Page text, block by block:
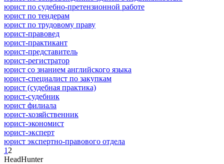
юрист по судебно-претензионной работе
юрист по тендерам
юрист по трудовому праву
юрист-правовед
юрист-практикант
юрист-представитель
юрист-регистратор
юрист со знанием английского языка
юрист-специалист по закупкам
юрист (судебная практика)
юрист-судебник
юрист филиала
юрист-хозяйственник
юрист-экономист
юрист-эксперт
юрист экспертно-правового отдела
1 2
HeadHunter